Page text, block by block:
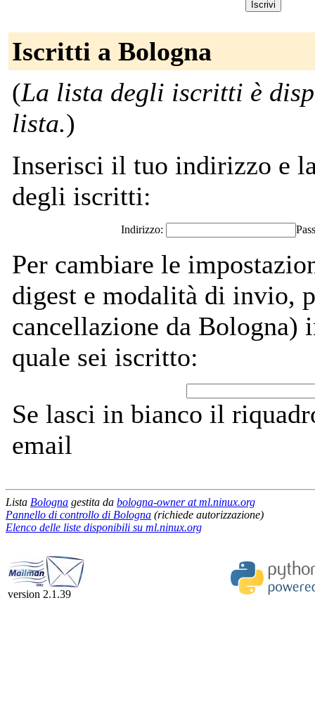
Iscritti a Bologna
(La lista degli iscritti è
lista.)
Inserisci il tuo indirizzo e
degli iscritti:
Indirizzo:
Per cambiare le
digest e modalità di invio,
cancellazione da
quale sei iscritto:
Se lasci in bianco il
email
Lista Bologna gestita da bologna-owner at ml.ninux.org
Pannello di controllo di Bologna (richiede autorizzazione)
Elenco delle liste disponibili su ml.ninux.org
version 2.1.39